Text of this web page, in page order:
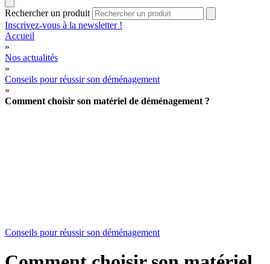
Rechercher un produit
Inscrivez-vous à la newsletter !
Accueil
»
Nos actualités
»
Conseils pour réussir son déménagement
»
Comment choisir son matériel de déménagement ?
Conseils pour réussir son déménagement